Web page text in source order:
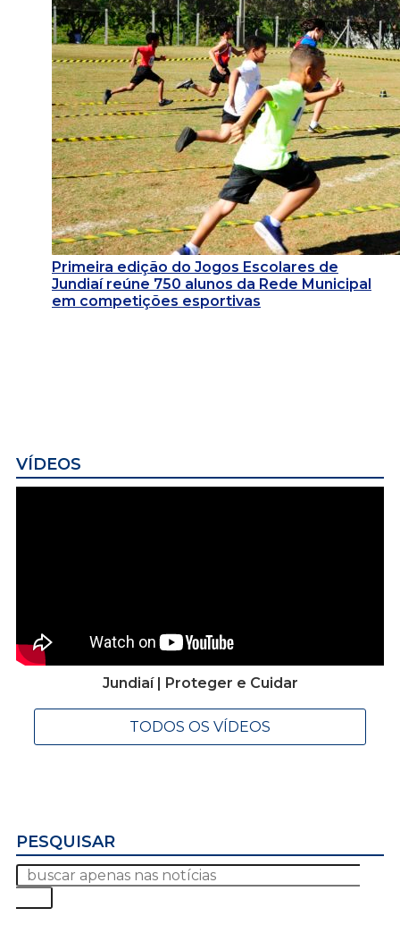
Primeira edição do Jogos Escolares de
Jundiaí reúne 750 alunos da Rede Municipal
em competições esportivas
VÍDEOS
Jundiaí | Proteger e Cuidar
TODOS OS VÍDEOS
PESQUISAR